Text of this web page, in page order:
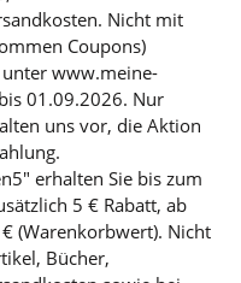
Nicht mit
Coupons)
www.meine-
01.09.2026. Nur
uns vor, die Aktion
erhalten Sie bis zum
5 € Rabatt, ab
(Warenkorbwert). Nicht
Bücher,